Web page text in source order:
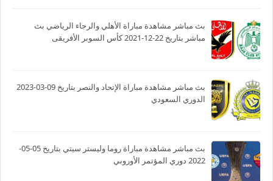
بث مباشر مشاهدة مباراة الأهلي والرجاء الرياضي بث
مباشر بتاريخ 22-12-2021 كأس السوبر الأفريقى
بث مباشر مشاهدة مباراة الإتحاد والنصر بتاريخ 09-03-2023
الدوري السعودي
بث مباشر مشاهدة مباراة روما وليستر سيتي بتاريخ 05-05-
2022 دوري المؤتمر الأوروبي